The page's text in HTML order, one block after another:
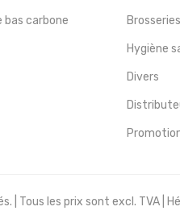
bas carbone Brosseries
Hygiène
Divers
| Tous les prix sont excl. TVA |